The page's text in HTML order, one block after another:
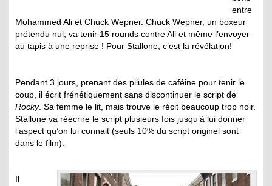
entre
Mohammed Ali et Chuck Wepner. Chuck Wepner, un boxeur
prétendu nul, va tenir 15 rounds contre Ali et même l’envoyer
au tapis à une reprise ! Pour Stallone, c’est la révélation!
Pendant 3 jours, prenant des pilules de caféine pour tenir le
coup, il écrit frénétiquement sans discontinuer le script de
Rocky. Sa femme le lit, mais trouve le récit beaucoup trop noir.
Stallone va réécrire le script plusieurs fois jusqu’à lui donner
l’aspect qu’on lui connait (seuls 10% du script originel sont
dans le film).
Il